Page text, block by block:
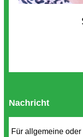
Nachricht
Für allgemeine